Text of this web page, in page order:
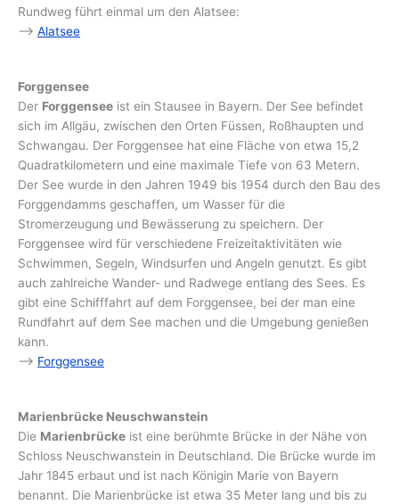
Rundweg führt einmal um den Alatsee:
–> Alatsee
Forggensee
Der Forggensee ist ein Stausee in Bayern. Der See befindet
sich im Allgäu, zwischen den Orten Füssen, Roßhaupten und
Schwangau. Der Forggensee hat eine Fläche von etwa 15,2
Quadratkilometern und eine maximale Tiefe von 63 Metern.
Der See wurde in den Jahren 1949 bis 1954 durch den Bau des
Forggendamms geschaffen, um Wasser für die
Stromerzeugung und Bewässerung zu speichern. Der
Forggensee wird für verschiedene Freizeitaktivitäten wie
Schwimmen, Segeln, Windsurfen und Angeln genutzt. Es gibt
auch zahlreiche Wander- und Radwege entlang des Sees. Es
gibt eine Schifffahrt auf dem Forggensee, bei der man eine
Rundfahrt auf dem See machen und die Umgebung genießen
kann.
–> Forggensee
Marienbrücke Neuschwanstein
Die Marienbrücke ist eine berühmte Brücke in der Nähe von
Schloss Neuschwanstein in Deutschland. Die Brücke wurde im
Jahr 1845 erbaut und ist nach Königin Marie von Bayern
benannt. Die Marienbrücke ist etwa 35 Meter lang und bis zu